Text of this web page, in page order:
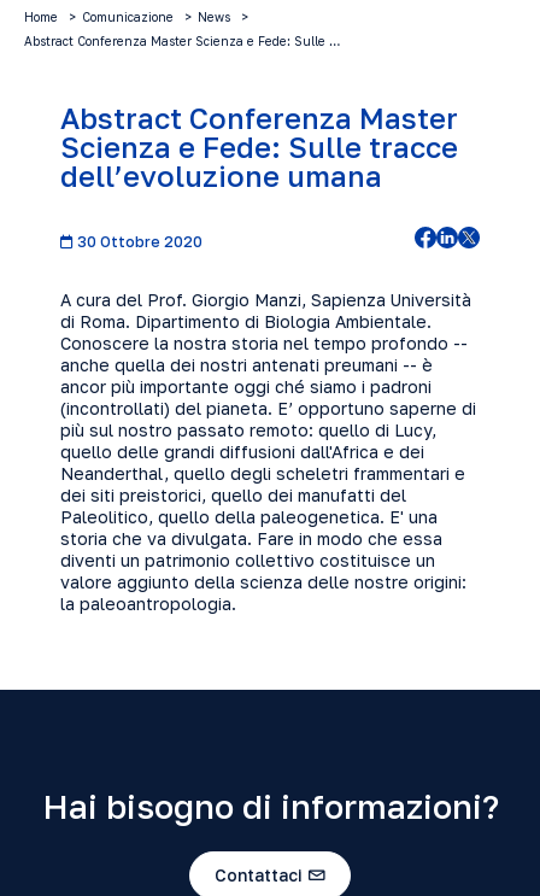
Home Comunicazione
News
Abstract Conferenza Master Scienza e Fede: Sulle …
Abstract Conferenza Master
Scienza e Fede: Sulle tracce
dell’evoluzione umana
30 Ottobre 2020
A cura del Prof. Giorgio Manzi, Sapienza Università
di Roma. Dipartimento di Biologia Ambientale.
Conoscere la nostra storia nel tempo profondo --
anche quella dei nostri antenati preumani -- è
ancor più importante oggi ché siamo i padroni
(incontrollati) del pianeta. E’ opportuno saperne di
più sul nostro passato remoto: quello di Lucy,
quello delle grandi diffusioni dall'Africa e dei
Neanderthal, quello degli scheletri frammentari e
dei siti preistorici, quello dei manufatti del
Paleolitico, quello della paleogenetica. E' una
storia che va divulgata. Fare in modo che essa
diventi un patrimonio collettivo costituisce un
valore aggiunto della scienza delle nostre origini:
la paleoantropologia.
Hai bisogno di informazioni?
Contattaci